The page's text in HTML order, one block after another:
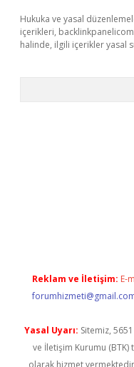
Hukuka ve yasal
içerikleri,
halinde, ilgili içerikler yasal
Reklam ve İletişim: E-
Yasal Uyarı: Sitemiz,
ve İletişim Kurumu (BTK)
olarak hizmet